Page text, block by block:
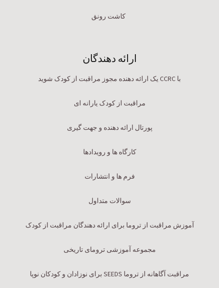
کاشت رونق
ارائه دهندگان
با CCRC یک ارائه دهنده مجوز مراقبت از کودک شوید
مراقبت از کودک یارانه ای
پورتال ارائه دهنده و جهت گیری
کارگاه ها و رویدادها
فرم ها و انتشارات
سوالات متداول
آموزش مراقبت از تروما برای ارائه دهندگان مراقبت از کودک
مجموعه آموزشی ترومای تاریخی
مراقبت آگاهانه از تروما SEEDS برای نوزادان و کودکان نوپا